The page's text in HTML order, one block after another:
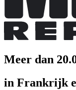
Meer dan
in Frankrijk